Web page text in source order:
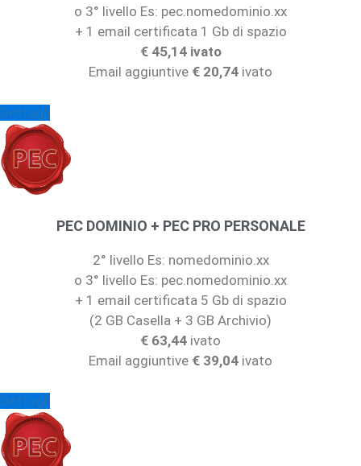
o 3° livello Es: pec.nomedominio.xx
+ 1 email certificata 1 Gb di spazio
€ 45,14 ivato
Email aggiuntive € 20,74 ivato
Dettagli
PEC DOMINIO + PEC PRO PERSONALE
2° livello Es: nomedominio.xx
o 3° livello Es: pec.nomedominio.xx
+ 1 email certificata 5 Gb di spazio
(2 GB Casella + 3 GB Archivio)
€ 63,44 ivato
Email aggiuntive € 39,04 ivato
Dettagli